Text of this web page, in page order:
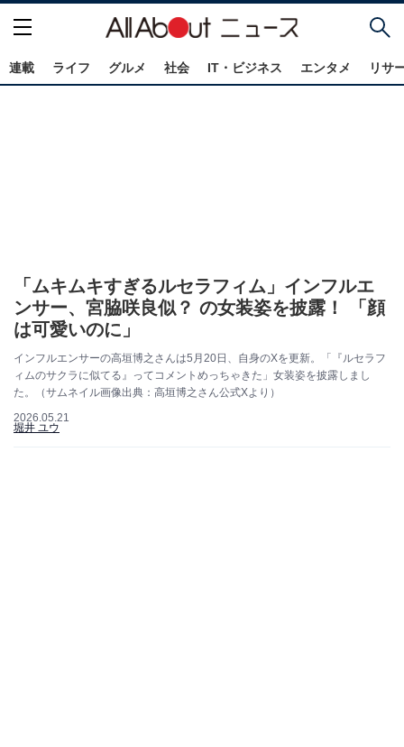
連載 ライフ グルメ 社会 IT・ビジネス エンタメ リサ
「ムキムキすぎるルセラフィム」インフルエ
ンサー、宮脇咲良似？ の女装姿を披露！ 「顔
は可愛いのに」
インフルエンサーの高垣博之さんは5月20日、自身のXを更新。「『ルセラフ
ィムのサクラに似てる』ってコメントめっちゃきた」女装姿を披露しまし
た。（サムネイル画像出典：高垣博之さん公式Xより）
2026.05.21
堀井 ユウ